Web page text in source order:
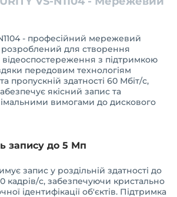
- професійний мережевий
розроблений для створення
відеоспостереження з підтримкою
передовим технологіям
пропускній здатності 60 Мбіт/с,
якісний запис та
вимогами до дискового
запису до 5 Мп
запис у роздільній здатності до
кадрів/с, забезпечуючи кристально
ідентифікації об'єктів. Підтримка